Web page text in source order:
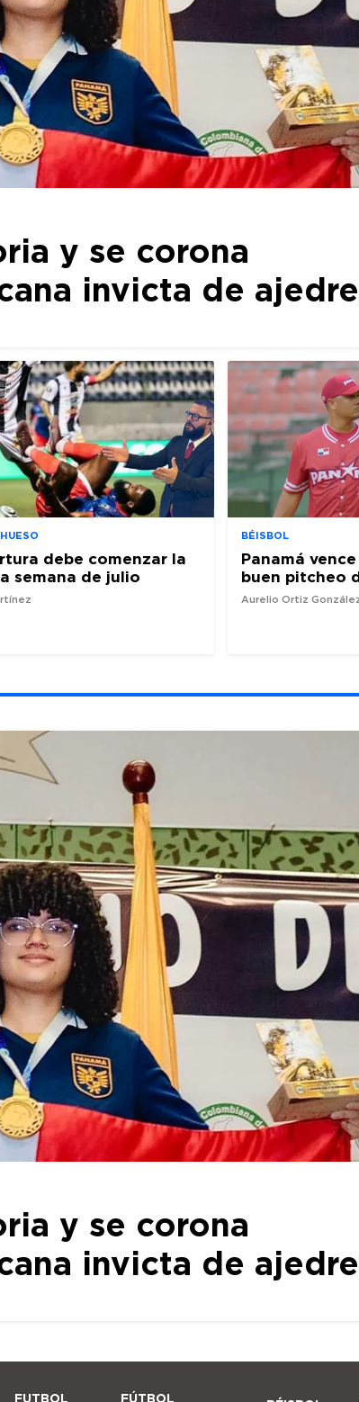
y se corona
invicta de
debe comenzar la
semana de julio
BÉISBOL
Panamá
buen pitcheo
Aurelio Ortiz
y se corona
invicta de
FUTBOL FÚTBOL